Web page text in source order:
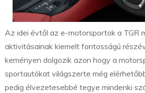
Az idei évtől az e-motorsportok a TGR
aktivitásainak kiemelt fontosságú
keményen dolgozik azon hogy a
sportautókat világszerte még
pedig élvezetesebbé tegye mindenki